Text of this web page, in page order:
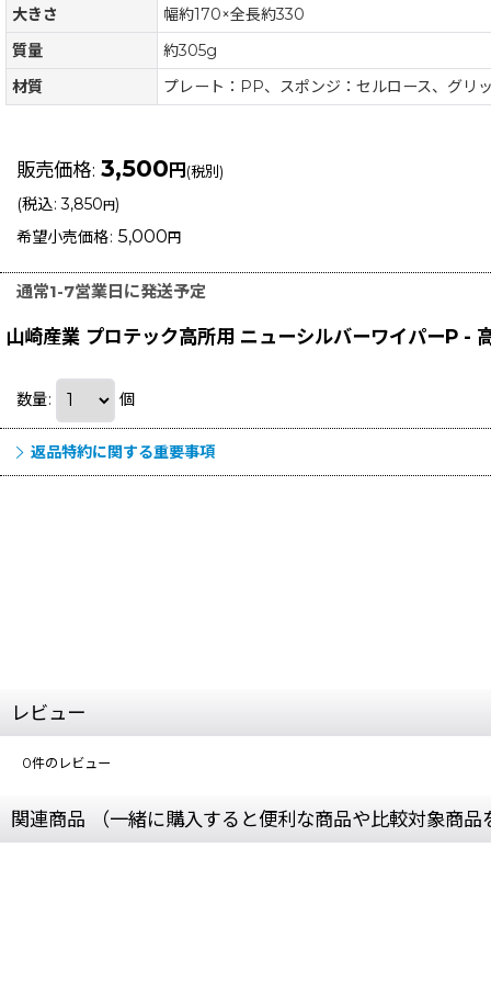
大きさ
幅約170×全長約330
質量
約305g
材質
プレート：PP、スポンジ：セルロース、グリ
販売価格: 3,500円(税別)
(税込: 3,850円)
希望小売価格: 5,000 円
通常1-7営業日に発送予定
山崎産業 プロテック高所用 ニューシルバーワイパーP -
数量: 個
返品特約に関する重要事項
レビュー
0件のレビュー
関連商品 （一緒に購入すると便利な商品や比較対象商品